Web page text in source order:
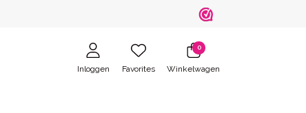
Inloggen Favorites
0
Winkelwagen